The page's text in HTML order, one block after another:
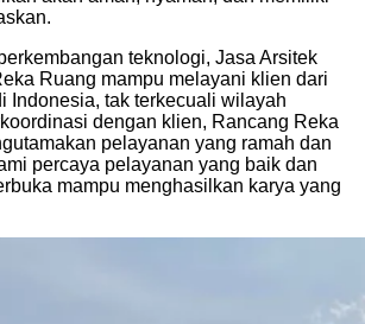
teknologi, Jasa Arsitek
Ruang mampu melayani klien dari
Indonesia, tak terkecuali wilayah
dengan klien, Rancang Reka
pelayanan yang ramah dan
percaya pelayanan yang baik dan
mampu menghasilkan karya yang